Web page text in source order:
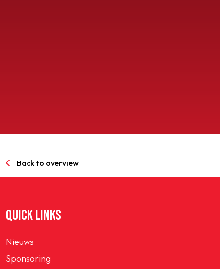
Back to overview
QUICK LINKS
Nieuws
Sponsoring